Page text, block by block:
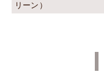
リーン）